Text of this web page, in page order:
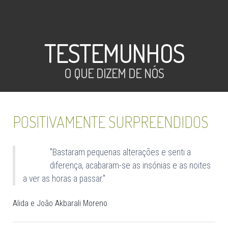
TESTEMUNHOS
O QUE DIZEM DE NÓS
POSITIVAMENTE SURPREENDIDOS
"Bastaram pequenas alterações e senti a
diferença, acabaram-se as insónias e as noites
a ver as horas a passar."
Alida e João Akbarali Moreno